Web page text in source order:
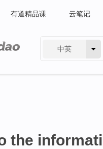
有道精品课 云笔记
中英
the